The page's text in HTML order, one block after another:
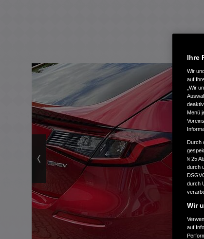
Ihre
Wir
auf
„Wir
Menü
Durch
§ 25
durch
durch
Wir
auf